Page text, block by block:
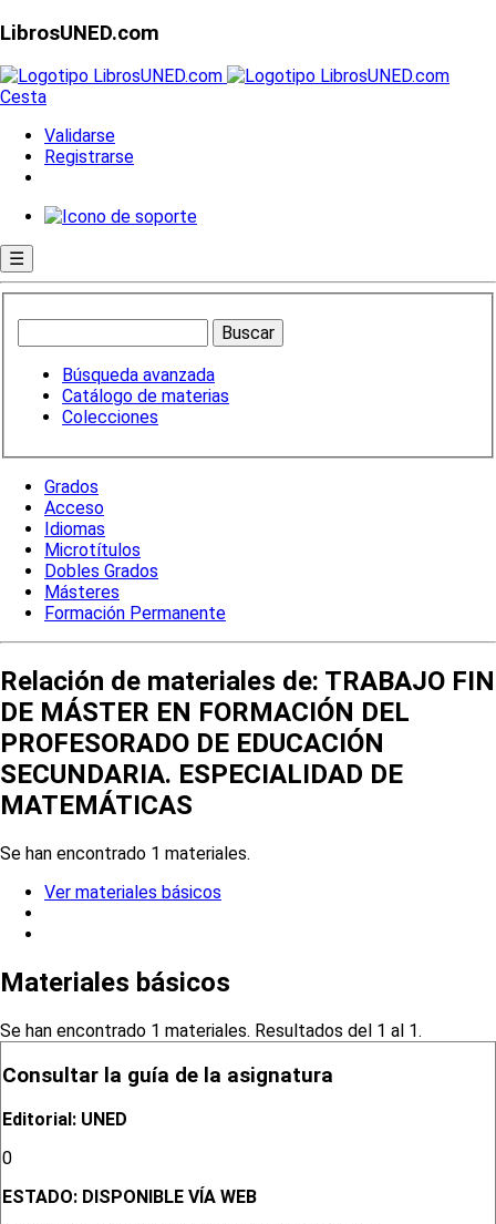
LibrosUNED.com
Cesta
Validarse
Registrarse
☰
Búsqueda avanzada
Catálogo de materias
Colecciones
Grados
Acceso
Idiomas
Microtítulos
Dobles Grados
Másteres
Formación Permanente
Relación de materiales de: TRABAJO FIN
DE MÁSTER EN FORMACIÓN DEL
PROFESORADO DE EDUCACIÓN
SECUNDARIA. ESPECIALIDAD DE
MATEMÁTICAS
Se han encontrado 1 materiales.
Ver materiales básicos
Materiales básicos
Se han encontrado 1 materiales. Resultados del 1 al 1.
Consultar la guía de la asignatura
Editorial: UNED
0
ESTADO: DISPONIBLE VÍA WEB